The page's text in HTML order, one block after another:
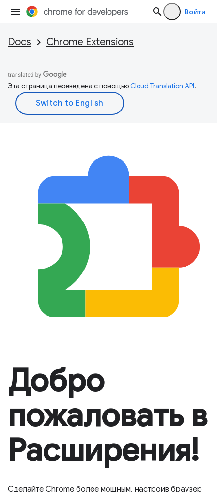
Войти
Docs Chrome Extensions
Эта страница переведена с помощьюCloud Translation API.
Добро
пожаловать в
Расширения!
Сделайте Chrome более мощным, настроив браузер